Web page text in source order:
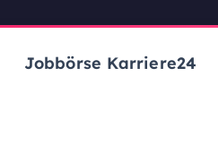
Jobbörse Karriere24